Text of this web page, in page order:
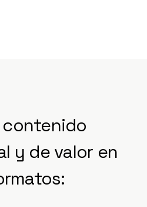
contenido
y de valor en